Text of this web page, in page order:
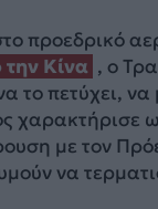
προεδρικό
Κίνα , ο
το πετύχει, να
χαρακτήρισε
με τον
να